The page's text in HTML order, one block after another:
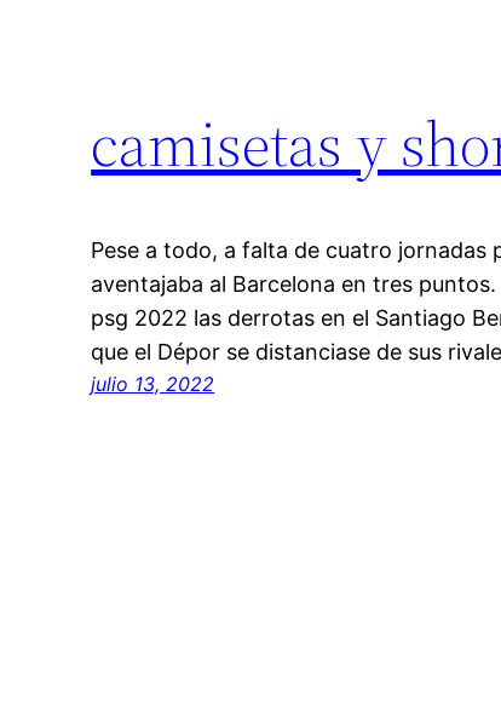
camisetas y
Pese a todo, a falta de cuatro jornadas
aventajaba al Barcelona en tres
psg 2022 las derrotas en el Santiago
que el Dépor se distanciase de sus
julio 13, 2022